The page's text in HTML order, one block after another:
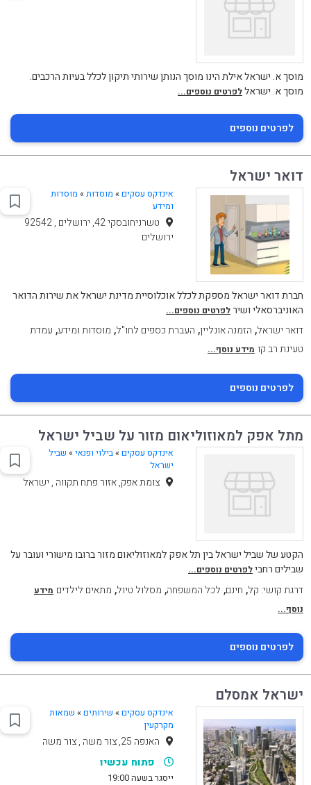
מוסך א. ישראל אילת הינו מוסך הנותן שירותי תיקון לכלל בעיות הרכבים.
מוסך א. ישראללפרטים נוספים...
לפרטים נוספים
דואר ישראל
אינדקס עסקים » מוסדות» מוסדות
ומידע
טשרניחובסקי 42, ירושלים , 92542
ירושלים
חברת דואר ישראל מספקת לכלל אוכלוסיית מדינת ישראל את שירות הדואר
האוניברסאלי ושירלפרטים נוספים...
דואר ישראל, הזמנה אונליין, העברת כספים לחו"ל, מוסדות ומידע, עמדת
טעינת רב קו מידע נוסף...
לפרטים נוספים
מתל אפק למאוזוליאום מזור על שביל ישראל
אינדקס עסקים »בילוי ופנאי» שביל
ישראל
צומת אפק, אזור פתח תקווה , ישראל
הקטע של שביל ישראל בין תל אפק למאוזוליאום מזור ברובו מישורי ועובר על
שבילים רחבילפרטים נוספים...
דרגת קושי: קל, חינם, לכל המשפחה, מסלול טיול, מתאים לילדים מידע
נוסף...
לפרטים נוספים
ישראל אמסלם
אינדקס עסקים » שירותים» שמאות
מקרקעין
האנפה 25, צור משה , צור משה
פתוח עכשיו
ייסגר בשעה 19:00